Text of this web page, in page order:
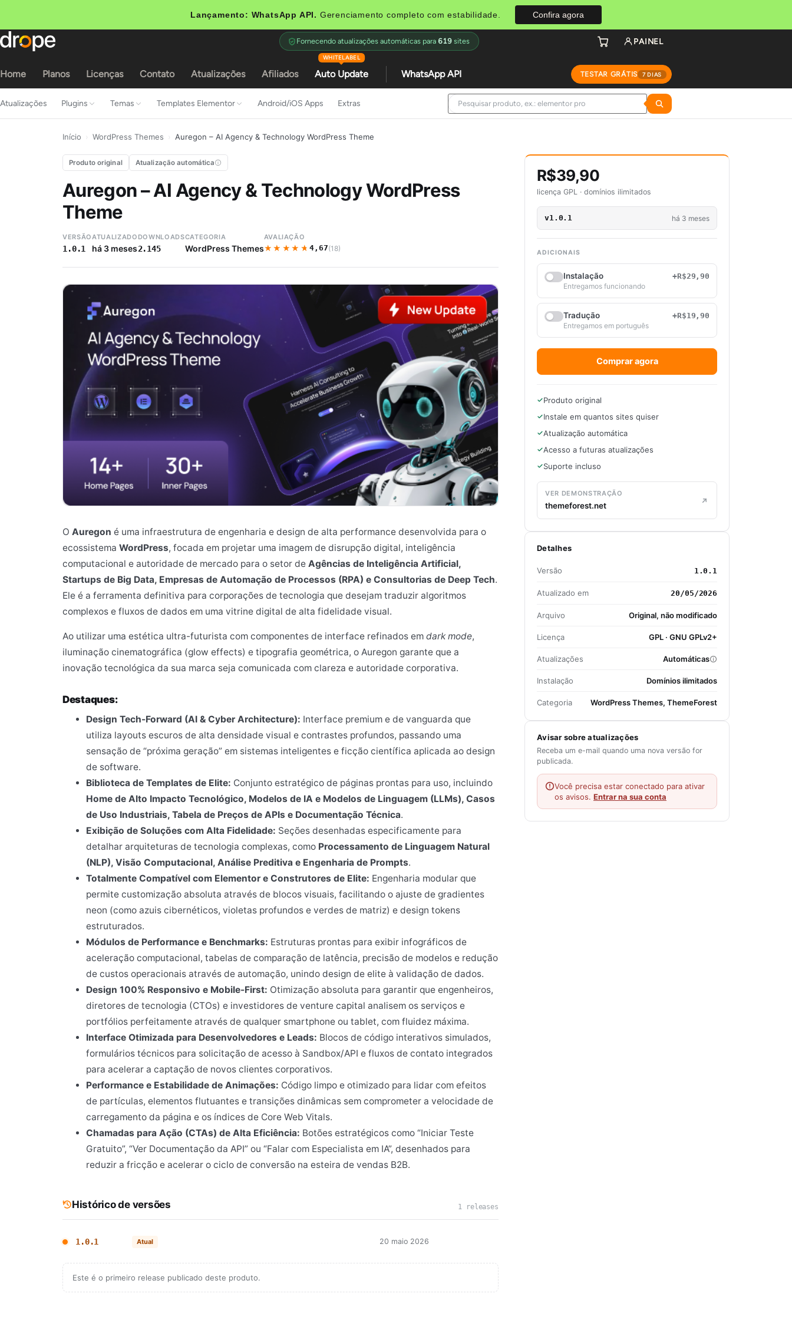
Lançamento: WhatsApp API. Gerenciamento completo com estabilidade. Confira agora
Home Planos Licenças Contato Atualizações Afiliados Auto Update
WHITELABEL
WhatsApp API TESTAR GRÁTIS 7 DIAS
Fornecendo atualizações automáticas para 619 sites PAINEL
Atualizações Plugins Temas Templates Elementor Android/iOS Apps Extras
Início WordPress Themes Auregon – AI Agency & Technology WordPress Theme
Produto original Atualização automática
Auregon – AI Agency & Technology WordPress
Theme
VERSÃO
1.0.1
ATUALIZADO
há 3 meses
DOWNLOADS
2.145
CATEGORIA
WordPress Themes
AVALIAÇÃO
★★★★★
★★★★★4,67(18)
O Auregon é uma infraestrutura de engenharia e design de alta performance desenvolvida para o
ecossistema WordPress, focada em projetar uma imagem de disrupção digital, inteligência
computacional e autoridade de mercado para o setor de Agências de Inteligência Artificial,
Startups de Big Data, Empresas de Automação de Processos (RPA) e Consultorias de Deep Tech.
Ele é a ferramenta definitiva para corporações de tecnologia que desejam traduzir algoritmos
complexos e fluxos de dados em uma vitrine digital de alta fidelidade visual.
Ao utilizar uma estética ultra-futurista com componentes de interface refinados em dark mode,
iluminação cinematográfica (glow effects) e tipografia geométrica, o Auregon garante que a
inovação tecnológica da sua marca seja comunicada com clareza e autoridade corporativa.
Destaques:
Design Tech-Forward (AI & Cyber Architecture): Interface premium e de vanguarda que
utiliza layouts escuros de alta densidade visual e contrastes profundos, passando uma
sensação de “próxima geração” em sistemas inteligentes e ficção científica aplicada ao design
de software.
Biblioteca de Templates de Elite: Conjunto estratégico de páginas prontas para uso, incluindo
Home de Alto Impacto Tecnológico, Modelos de IA e Modelos de Linguagem (LLMs), Casos
de Uso Industriais, Tabela de Preços de APIs e Documentação Técnica.
Exibição de Soluções com Alta Fidelidade: Seções desenhadas especificamente para
detalhar arquiteturas de tecnologia complexas, como Processamento de Linguagem Natural
(NLP), Visão Computacional, Análise Preditiva e Engenharia de Prompts.
Totalmente Compatível com Elementor e Construtores de Elite: Engenharia modular que
permite customização absoluta através de blocos visuais, facilitando o ajuste de gradientes
neon (como azuis cibernéticos, violetas profundos e verdes de matriz) e design tokens
estruturados.
Módulos de Performance e Benchmarks: Estruturas prontas para exibir infográficos de
aceleração computacional, tabelas de comparação de latência, precisão de modelos e redução
de custos operacionais através de automação, unindo design de elite à validação de dados.
Design 100% Responsivo e Mobile-First: Otimização absoluta para garantir que engenheiros,
diretores de tecnologia (CTOs) e investidores de venture capital analisem os serviços e
portfólios perfeitamente através de qualquer smartphone ou tablet, com fluidez máxima.
Interface Otimizada para Desenvolvedores e Leads: Blocos de código interativos simulados,
formulários técnicos para solicitação de acesso à Sandbox/API e fluxos de contato integrados
para acelerar a captação de novos clientes corporativos.
Performance e Estabilidade de Animações: Código limpo e otimizado para lidar com efeitos
de partículas, elementos flutuantes e transições dinâmicas sem comprometer a velocidade de
carregamento da página e os índices de Core Web Vitals.
Chamadas para Ação (CTAs) de Alta Eficiência: Botões estratégicos como “Iniciar Teste
Gratuito”, “Ver Documentação da API” ou “Falar com Especialista em IA”, desenhados para
reduzir a fricção e acelerar o ciclo de conversão na esteira de vendas B2B.
Histórico de versões 1 releases
1.0.1 Atual 20 maio 2026
Este é o primeiro release publicado deste produto.
R$39,90
licença GPL · domínios ilimitados
v1.0.1 há 3 meses
ADICIONAIS
Instalação
+R$29,90
Entregamos funcionando
Tradução
+R$19,90
Entregamos em português
Comprar agora
Produto original
Instale em quantos sites quiser
Atualização automática
Acesso a futuras atualizações
Suporte incluso
VER DEMONSTRAÇÃO
themeforest.net
Detalhes
Versão 1.0.1
Atualizado em 20/05/2026
Arquivo Original, não modificado
Licença GPL · GNU GPLv2+
Atualizações Automáticas
Instalação Domínios ilimitados
Categoria WordPress Themes, ThemeForest
Avisar sobre atualizações
Receba um e-mail quando uma nova versão for
publicada.
Você precisa estar conectado para ativar
os avisos. Entrar na sua conta